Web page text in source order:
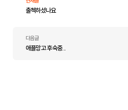
출첵하셨나요
다음글
애플망고 후숙중...